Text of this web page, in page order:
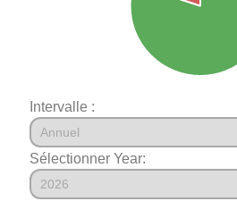
Intervalle :
Sélectionner Year: